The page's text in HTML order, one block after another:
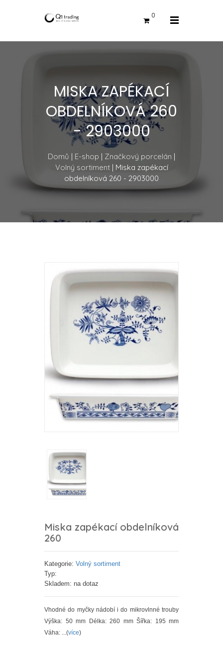
0
MISKA ZAPÉKACÍ
OBDELNÍKOVÁ 260
- 2903000
Domů | E-shop | Značkový porcelán |
Volný sortiment| Miska zapékací
obdelníková 260 - 2903000
Miska zapékací obdelníková
260
Kategorie: Volný sortiment
Typ:
Skladem: na dotaz
Vhodné do myčky nádobí i do mikrovlnné trouby
Výška: 50 mm Délka: 260 mm Šířka: 195 mm
Váha: ...(více)